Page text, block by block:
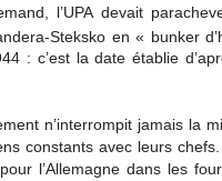
l’UPA devait
Steksko en « bunker
: c’est la date établie
n’interrompit jamais la
constants avec leurs
l’Allemagne dans les